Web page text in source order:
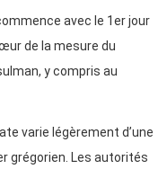
avec le 1er jour
de la mesure du
y compris au
varie légèrement d’une
grégorien. Les autorités